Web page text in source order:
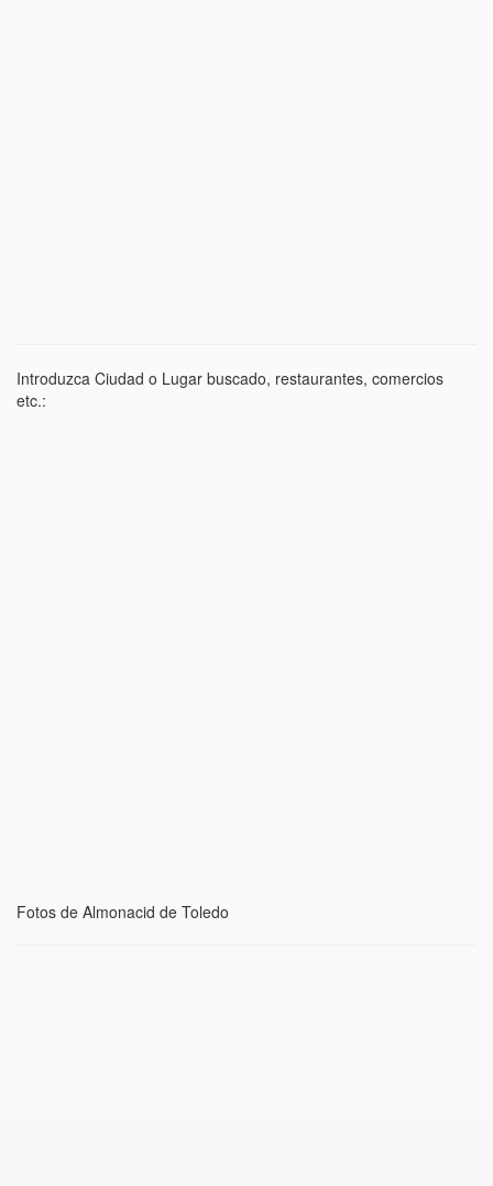
Introduzca Ciudad o Lugar buscado, restaurantes, comercios
etc.:
Fotos de Almonacid de Toledo